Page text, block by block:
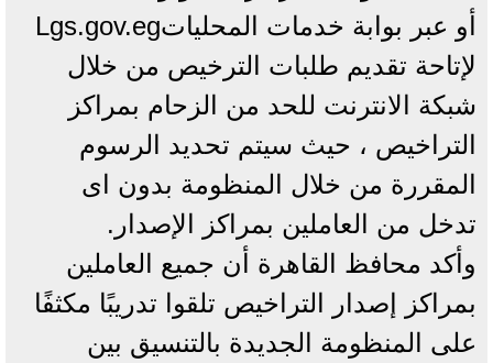
أو عبر بوابة خدمات المحلياتLgs.gov.eg
لإتاحة تقديم طلبات الترخيص من خلال
شبكة الانترنت للحد من الزحام بمراكز
التراخيص ، حيث سيتم تحديد الرسوم
المقررة من خلال المنظومة بدون اى
تدخل من العاملين بمراكز الإصدار.
وأكد محافظ القاهرة أن جميع العاملين
بمراكز إصدار التراخيص تلقوا تدريبًا مكثفًا
على المنظومة الجديدة بالتنسيق بين